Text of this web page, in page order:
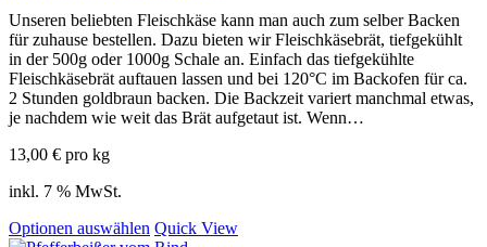
Unseren beliebten Fleischkäse kann man auch zum selber Backen
für zuhause bestellen. Dazu bieten wir Fleischkäsebrät, tiefgekühlt
in der 500g oder 1000g Schale an. Einfach das tiefgekühlte
Fleischkäsebrät auftauen lassen und bei 120°C im Backofen für ca.
2 Stunden goldbraun backen. Die Backzeit variert manchmal etwas,
je nachdem wie weit das Brät aufgetaut ist. Wenn…
13,00 € pro kg
inkl. 7 % MwSt.
Optionen auswählen Quick View